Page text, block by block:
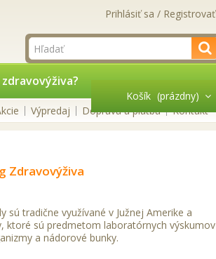
Prihlásiť sa / Registrovať
Košík (prázdny)
Výpredaj Doprava a platba Kontakt
Zdravovýživa
sú tradične využívané v Južnej Amerike a
ktoré sú predmetom laboratórnych výskumov
a nádorové bunky.